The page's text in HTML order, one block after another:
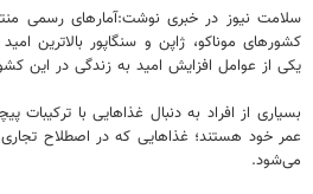
سلامت نیوز در خبری نوشت:آمارهای رسمی
کشورهای موناکو، ژاپن و سنگاپور بالاترین
یکی از عوامل افزایش امید به زندگی در این
بسیاری از افراد به دنبال غذاهایی با ترکیبات
می‌شود.